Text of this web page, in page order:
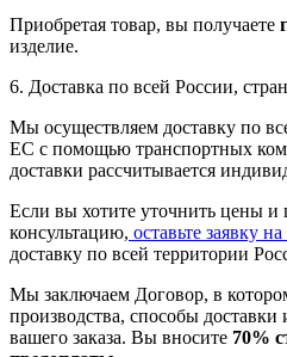
Приобретая товар, вы получаете
изделие.
6. Доставка по всей России,
Мы осуществляем доставку по
ЕС с помощью транспортных
доставки рассчитывается
Если вы хотите уточнить цены
консультацию, оставьте заявку на
доставку по всей территории
Мы заключаем Договор, в
производства, способы
вашего заказа. Вы вносите 70%